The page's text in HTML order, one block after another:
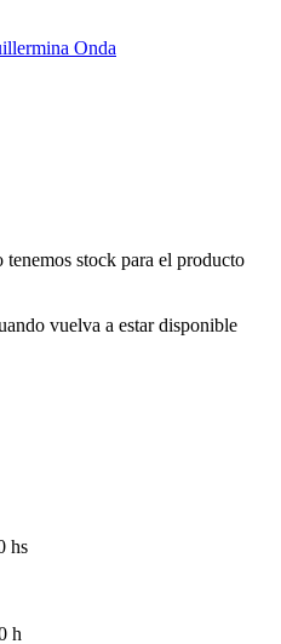
stock para el producto
vuelva a estar disponible
hs
h